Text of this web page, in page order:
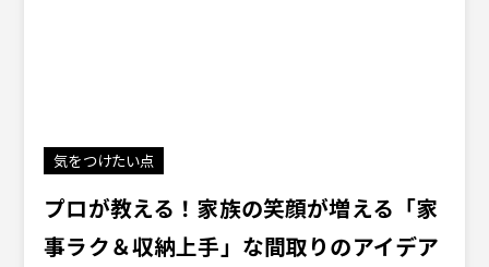
気をつけたい点
プロが教える！家族の笑顔が増える「家
事ラク＆収納上手」な間取りのアイデア